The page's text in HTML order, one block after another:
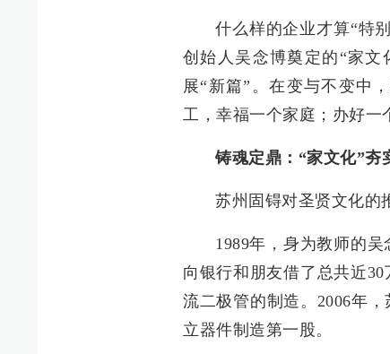
什么样的企业才算“特
创始人吴念博奠定的“家文
展“新篇”。在变与不变中
工，幸福一个家庭；办好一
铸魂定鼎：“家文化”夯
苏州固锝对圣贤文化的
1989年，身为教师的
向银行和朋友借了总共近
流二极管的制造。2006年
立器件制造第一股。